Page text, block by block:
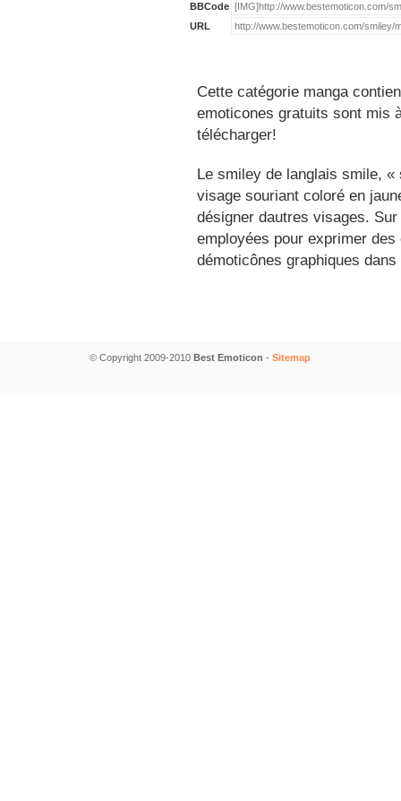
BBCode
URL
Cette catégorie manga
emoticones gratuits sont mis
télécharger!
Le smiley de langlais smile,
visage souriant coloré en
désigner dautres visages.
employées pour exprimer
démoticônes graphiques
© Copyright 2009-2010 Best Emoticon - Sitemap